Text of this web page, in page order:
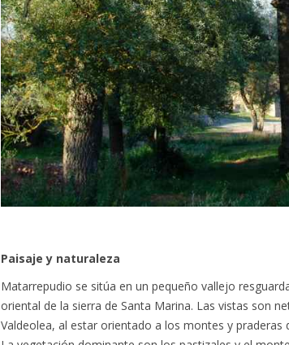
Paisaje y naturaleza
Matarrepudio se sitúa en un pequeño vallejo
oriental de la sierra de Santa Marina. Las vistas son
Valdeolea, al estar orientado a los montes y praderas